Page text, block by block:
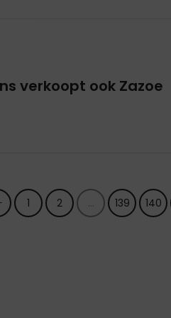
verkoopt ook Zazoe
1 2 ... 139 140